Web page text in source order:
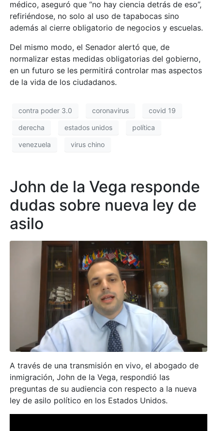
médico, aseguró que “no hay ciencia detrás de eso”,
refiriéndose, no solo al uso de tapabocas sino
además al cierre obligatorio de negocios y escuelas.
Del mismo modo, el Senador alertó que, de
normalizar estas medidas obligatorias del gobierno,
en un futuro se les permitirá controlar mas aspectos
de la vida de los ciudadanos.
contra poder 3.0 coronavirus covid 19
derecha estados unidos política
venezuela virus chino
John de la Vega responde
dudas sobre nueva ley de
asilo
A través de una transmisión en vivo, el abogado de
inmigración, John de la Vega, respondió las
preguntas de su audiencia con respecto a la nueva
ley de asilo político en los Estados Unidos.